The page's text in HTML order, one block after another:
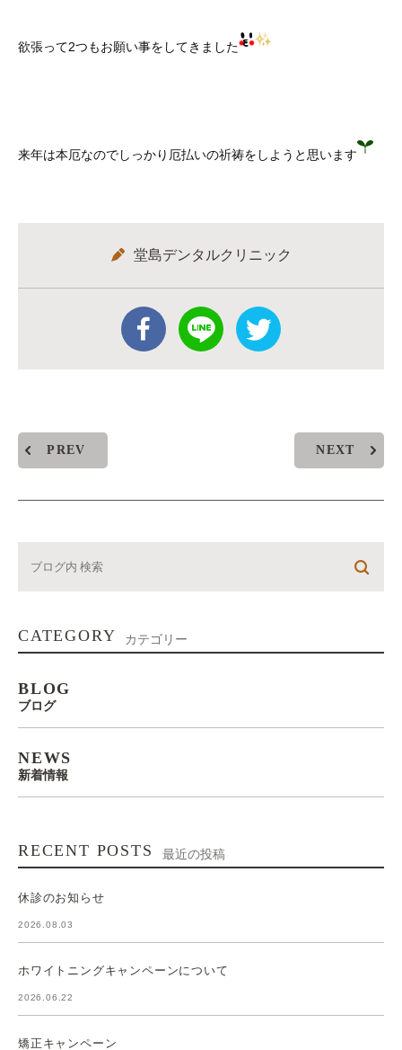
欲張って2つもお願い事をしてきました
来年は本厄なのでしっかり厄払いの祈祷をしようと思います
堂島デンタルクリニック
PREV NEXT
CATEGORY カテゴリー
BLOG
ブログ
NEWS
新着情報
RECENT POSTS 最近の投稿
休診のお知らせ
2026.08.03
ホワイトニングキャンペーンについて
2026.06.22
矯正キャンペーン